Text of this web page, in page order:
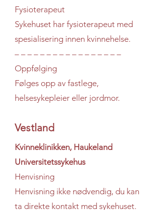
Fysioterapeut
Sykehuset har fysioterapeut med
spesialisering innen kvinnehelse.
– – – – – – – – – – – – – – – – –
Oppfølging
Følges opp av fastlege,
helsesykepleier eller jordmor.
Vestland
Kvinneklinikken, Haukeland
Universitetssykehus
Henvisning
Henvisning ikke nødvendig, du kan
ta direkte kontakt med sykehuset.